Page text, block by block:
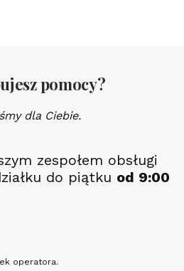
pomocy?
dla Ciebie.
zespołem obsługi
do piątku od 9:00
operatora.